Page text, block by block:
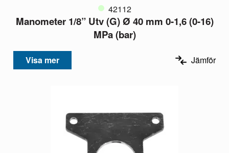
42112
Manometer 1/8” Utv (G) Ø 40 mm 0-1,6 (0-16)
MPa (bar)
Visa mer Jämför